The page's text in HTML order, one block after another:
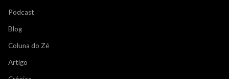
Podcast
Blog
Coluna do Zé
Artigo